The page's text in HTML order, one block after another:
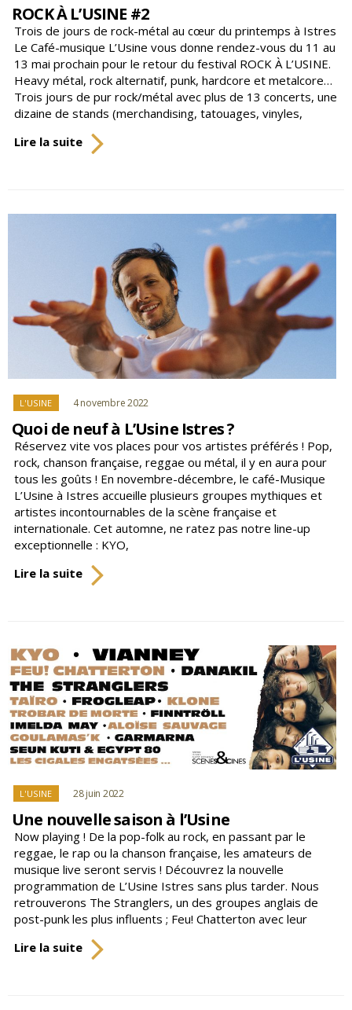
ROCK À L’USINE #2
Trois de jours de rock-métal au cœur du printemps à Istres
Le Café-musique L’Usine vous donne rendez-vous du 11 au
13 mai prochain pour le retour du festival ROCK À L’USINE.
Heavy métal, rock alternatif, punk, hardcore et metalcore…
Trois jours de pur rock/métal avec plus de 13 concerts, une
dizaine de stands (merchandising, tatouages, vinyles,
Lire la suiteROCK
Catégories
L'USINE
Quoi de neuf à L’Usine Istres ?
4 novembre 2022
Réservez vite vos places pour vos artistes préférés ! Pop,
rock, chanson française, reggae ou métal, il y en aura pour
tous les goûts ! En novembre-décembre, le café-Musique
L’Usine à Istres accueille plusieurs groupes mythiques et
artistes incontournables de la scène française et
internationale. Cet automne, ne ratez pas notre line-up
exceptionnelle : KYO,
Lire la suiteQuoi
de
Istres
?
Catégories
L'USINE
Une nouvelle saison à l’Usine
28 juin 2022
Now playing ! De la pop-folk au rock, en passant par le
reggae, le rap ou la chanson française, les amateurs de
musique live seront servis ! Découvrez la nouvelle
programmation de L’Usine Istres sans plus tarder. Nous
retrouverons The Stranglers, un des groupes anglais de
post-punk les plus influents ; Feu! Chatterton avec leur
Lire la suiteUne
nouvelle